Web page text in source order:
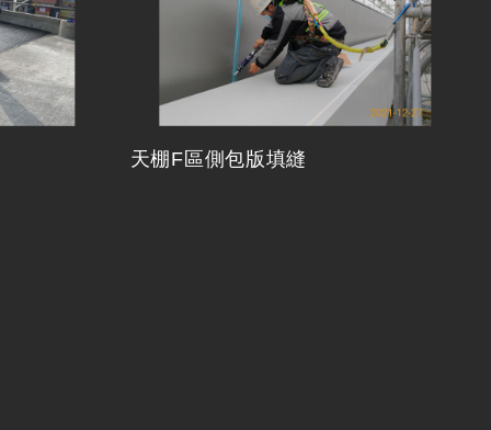
天棚F區側包版填縫